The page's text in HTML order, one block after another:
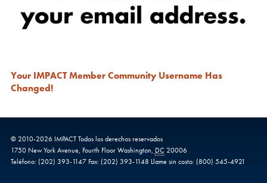
Your IMPACT Member Community Username Has
Changed!
© 2010-2026 IMPACTTodos los derechos reservados
1750 New York Avenue, Fourth FloorWashington, DC 20006
Teléfono: (202) 393-1147 Fax: (202) 393-1148 Llame sin costo: (800) 545-4921